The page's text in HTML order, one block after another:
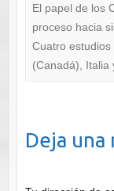
El papel de los
proceso hacia
Cuatro
(Canadá), Italia
Deja una